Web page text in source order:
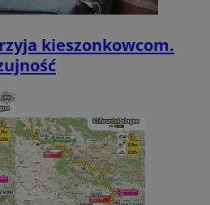
kieszonkowcom.